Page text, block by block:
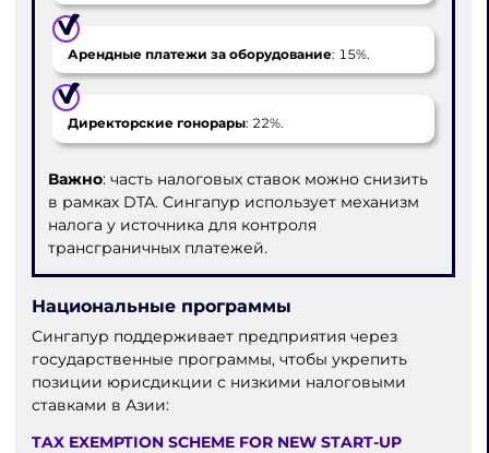
Арендные платежи за оборудование: 15%.
Директорские гонорары: 22%.
Важно: часть налоговых ставок можно снизить
в рамках DTA. Сингапур использует механизм
налога у источника для контроля
трансграничных платежей.
Национальные программы
Сингапур поддерживает предприятия через
государственные программы, чтобы укрепить
позиции юрисдикции с низкими налоговыми
ставками в Азии:
TAX EXEMPTION SCHEME FOR NEW START-UP